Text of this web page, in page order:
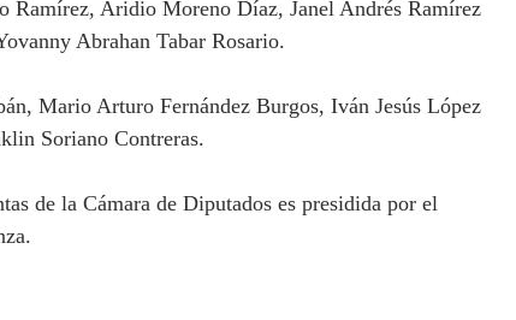
Ramírez, Aridio Moreno Díaz, Janel Andrés Ramírez
Abrahan Tabar Rosario.
Mario Arturo Fernández Burgos, Iván Jesús López
Soriano Contreras.
de la Cámara de Diputados es presidida por el